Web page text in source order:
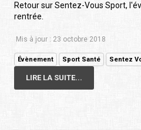
Retour sur Sentez-Vous Sport,
rentrée.
Mis à jour : 23 octobre 2018
Évènement Sport Santé Sentez
LIRE LA SUITE...